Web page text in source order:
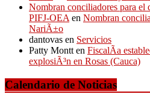
Nombran conciliadores para
PIFJ-OEA en Nombran
NariÃ±o
dantovas en Servicios
Patty Montt en FiscalÃ­a
explosiÃ³n en Rosas (Cauca)
Calendario de Noticias